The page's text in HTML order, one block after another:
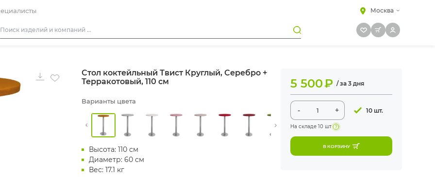
Москва
Диваны
Стол коктейльный Твист Круглый, Серебро +
Терракотовый, 110 см
Варианты цвета
Высота: 110 см
Диаметр: 60 см
Вес: 17.1 кг
5 500₽ / за 3 дня
- + 10 шт.
На складе 10 шт
В КОРЗИНУ